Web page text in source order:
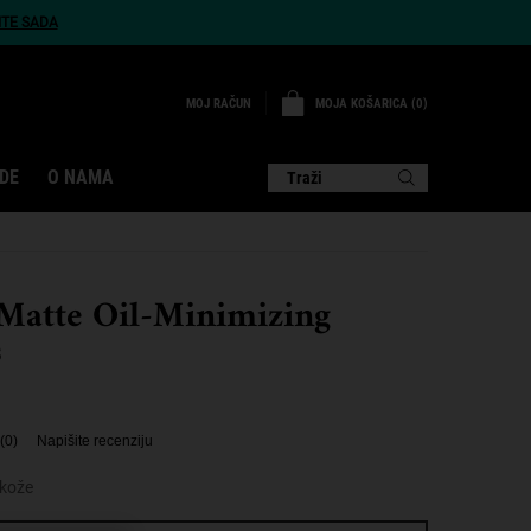
SADA
MOJ RAČUN MOJA KOŠARICA 0
0 PROIZVOD
O NAMA Traži
Oil-Minimizing
(0) Napišite recenziju